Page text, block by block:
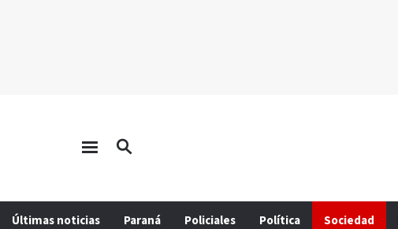
Últimas noticias Paraná Policiales Política Sociedad